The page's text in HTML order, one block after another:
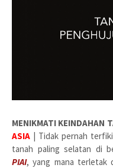
MENIKMATI KEINDAHAN
ASIA | Tidak pernah
tanah paling selatan di
PIAI, yang mana terletak